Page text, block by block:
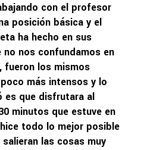
con el profesor
posición básica y el
ha hecho en sus
no nos confundamos en
fueron los mismos
más intensos y lo
es que disfrutara al
minutos que estuve en
todo lo mejor posible
salieran las cosas muy